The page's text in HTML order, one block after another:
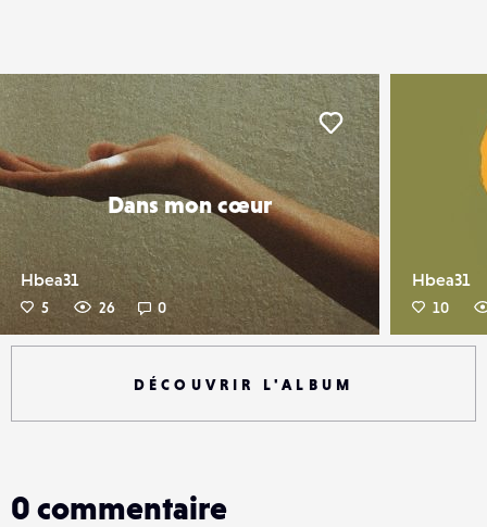
Dans mon cœur
Hbea31
5 26 0
Liker
Hbea31
10
DÉCOUVRIR L'ALBUM
0 commentaire